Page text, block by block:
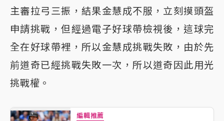
主審拉弓三振，結果金慧成不服，立刻摸頭盔
申請挑戰，但經過電子好球帶檢視後，這球完
全在好球帶裡，所以金慧成挑戰失敗，由於先
前道奇已經挑戰失敗一次，所以道奇因此用光
挑戰權。
編輯推薦